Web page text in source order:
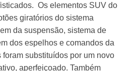
Os elementos SUV do
giratórios do sistema
da suspensão, sistema de
dos espelhos e comandos da
substituídos por um novo
aperfeiçoado. Também